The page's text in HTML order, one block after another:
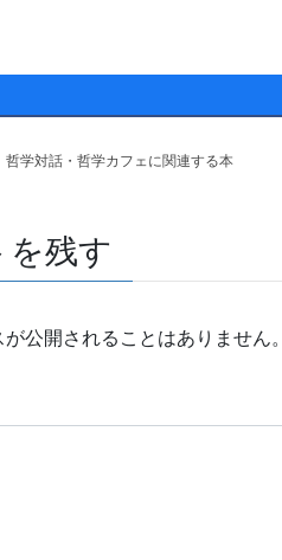
哲学対話・哲学カフェに関連する本
を残す
公開されることはありません。